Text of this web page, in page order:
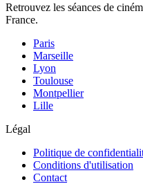
Retrouvez les séances de
France.
Paris
Marseille
Lyon
Toulouse
Montpellier
Lille
Légal
Politique de
Conditions d'utilisation
Contact